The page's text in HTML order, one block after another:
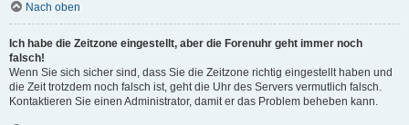
Nach oben
Ich habe die Zeitzone eingestellt, aber die Forenuhr geht immer noch
falsch!
Wenn Sie sich sicher sind, dass Sie die Zeitzone richtig eingestellt haben und
die Zeit trotzdem noch falsch ist, geht die Uhr des Servers vermutlich falsch.
Kontaktieren Sie einen Administrator, damit er das Problem beheben kann.